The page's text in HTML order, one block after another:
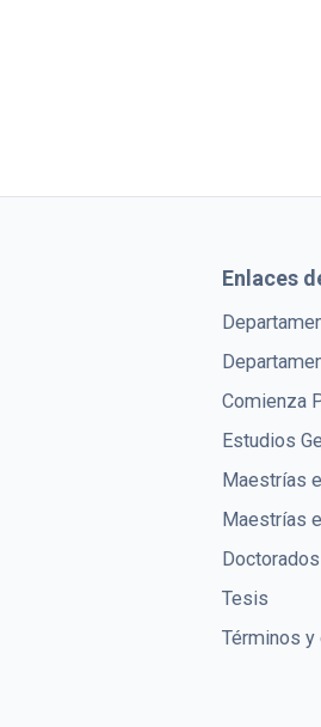
Enlaces
Comienza
Estudios
Maestrías
Maestrías
Tesis
Términos y